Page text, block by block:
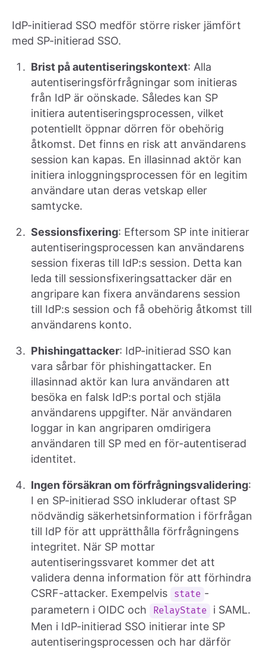
IdP-initierad SSO medför större risker jämfört
med SP-initierad SSO.
Brist på autentiseringskontext: Alla
autentiseringsförfrågningar som initieras
från IdP är oönskade. Således kan SP
initiera autentiseringsprocessen, vilket
potentiellt öppnar dörren för obehörig
åtkomst. Det finns en risk att användarens
session kan kapas. En illasinnad aktör kan
initiera inloggningsprocessen för en legitim
användare utan deras vetskap eller
samtycke.
Sessionsfixering: Eftersom SP inte initierar
autentiseringsprocessen kan användarens
session fixeras till IdP:s session. Detta kan
leda till sessionsfixeringsattacker där en
angripare kan fixera användarens session
till IdP:s session och få obehörig åtkomst till
användarens konto.
Phishingattacker: IdP-initierad SSO kan
vara sårbar för phishingattacker. En
illasinnad aktör kan lura användaren att
besöka en falsk IdP:s portal och stjäla
användarens uppgifter. När användaren
loggar in kan angriparen omdirigera
användaren till SP med en för-autentiserad
identitet.
Ingen försäkran om förfrågningsvalidering:
I en SP-initierad SSO inkluderar oftast SP
nödvändig säkerhetsinformation i förfrågan
till IdP för att upprätthålla förfrågningens
integritet. När SP mottar
autentiseringssvaret kommer det att
validera denna information för att förhindra
CSRF-attacker. Exempelvis
state -
parametern i OIDC och
RelayState
i SAML.
Men i IdP-initierad SSO initierar inte SP
autentiseringsprocessen och har därför